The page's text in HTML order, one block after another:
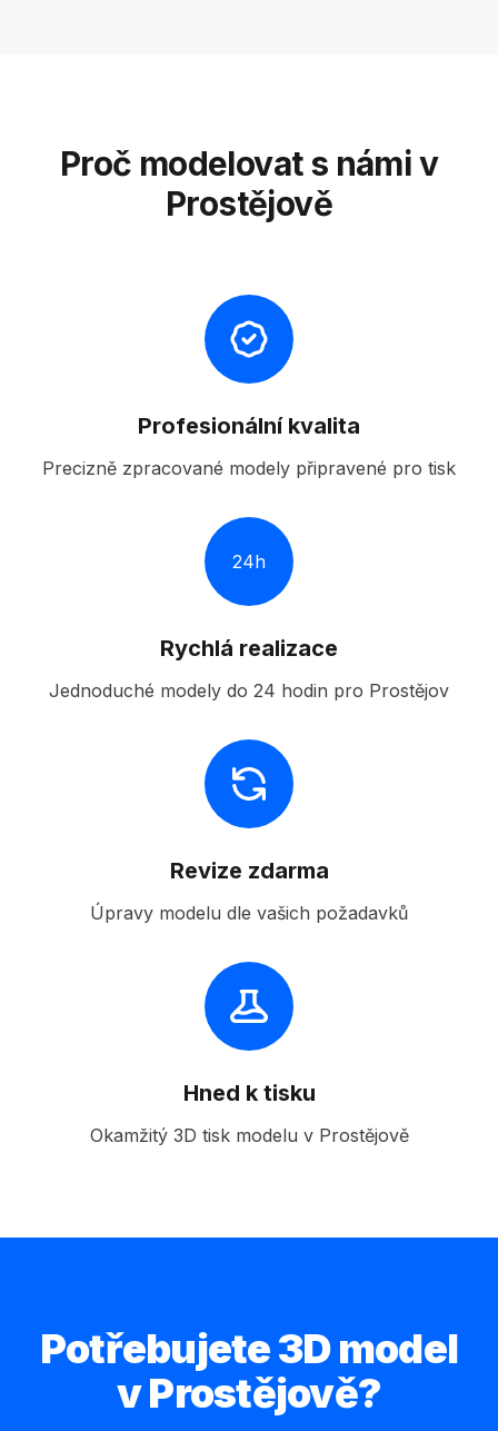
Proč modelovat s námi v
Prostějově
Profesionální kvalita
Precizně zpracované modely připravené pro tisk
24h
Rychlá realizace
Jednoduché modely do 24 hodin pro Prostějov
Revize zdarma
Úpravy modelu dle vašich požadavků
Hned k tisku
Okamžitý 3D tisk modelu v Prostějově
Potřebujete 3D model
v Prostějově?